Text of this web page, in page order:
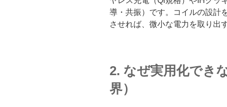
導・共振）です。コイルの設計
させれば、微小な電力を取り出
2. なぜ実用化でき
界）